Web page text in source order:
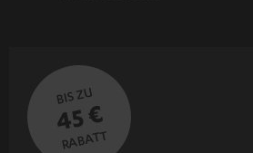
BIS ZU
45 €
RABATT